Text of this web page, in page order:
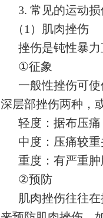
3. 常见的运动损
（1 ）肌肉挫伤
挫伤是钝性暴力
①征象
一般性挫伤可
深层部挫伤两种，
轻度：据布压
中度：压痛较
重度：有严重
②预防
肌肉挫伤往往